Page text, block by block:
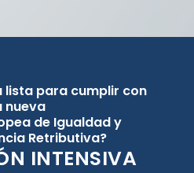
lista para cumplir con
nueva
de Igualdad y
Retributiva?
INTENSIVA